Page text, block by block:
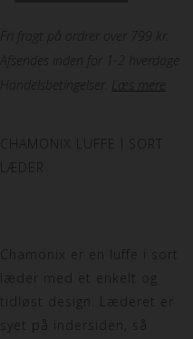
Fri fragt på ordrer over 799 kr.
Afsendes inden for 1-2 hverdage
Handelsbetingelser
Læs mere
CHAMONIX LUFFE I SORT
LÆDER
Chamonix er en luffe i sort
læder med et enkelt og
tidløst design. Læderet er
syet på indersiden, så